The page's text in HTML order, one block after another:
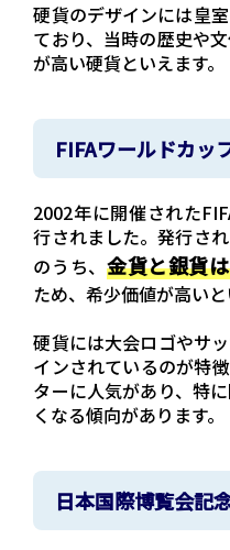
硬貨のデザインには皇
ており、当時の歴史や
が高い硬貨といえます。
FIFAワールドカッ
2002年に開催された
行されました。発行さ
のうち、 金貨と銀貨
ため、希少価値が高いと
硬貨には大会ロゴやサ
インされているのが特
ターに人気があり、特
くなる傾向があります。
日本国際博覧会記